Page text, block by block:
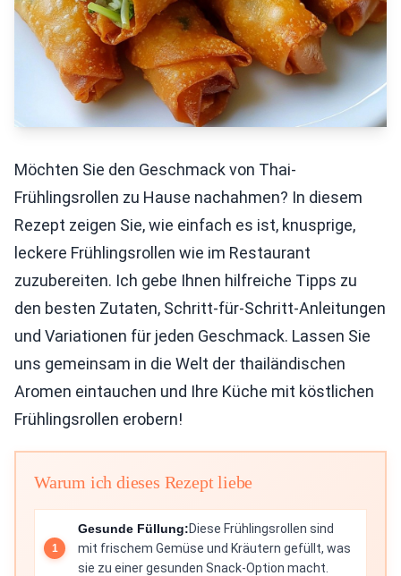
Möchten Sie den Geschmack von Thai-
Frühlingsrollen zu Hause nachahmen? In diesem
Rezept zeigen Sie, wie einfach es ist, knusprige,
leckere Frühlingsrollen wie im Restaurant
zuzubereiten. Ich gebe Ihnen hilfreiche Tipps zu
den besten Zutaten, Schritt-für-Schritt-Anleitungen
und Variationen für jeden Geschmack. Lassen Sie
uns gemeinsam in die Welt der thailändischen
Aromen eintauchen und Ihre Küche mit köstlichen
Frühlingsrollen erobern!
Warum ich dieses Rezept liebe
Gesunde Füllung:Diese Frühlingsrollen sind
mit frischem Gemüse und Kräutern gefüllt, was
sie zu einer gesunden Snack-Option macht.